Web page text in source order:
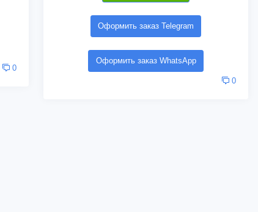
0
Оформить заказ Telegram
Оформить заказ WhatsApp
0